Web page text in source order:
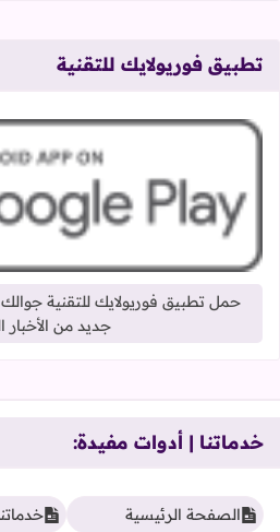
تطبيق فوريولايك للتقنية
حمل تطبيق فوريولايك للتقنية
جديد من الأخبار
خدماتنا | أدوات مفيدة:
الصفحة الرئيسية